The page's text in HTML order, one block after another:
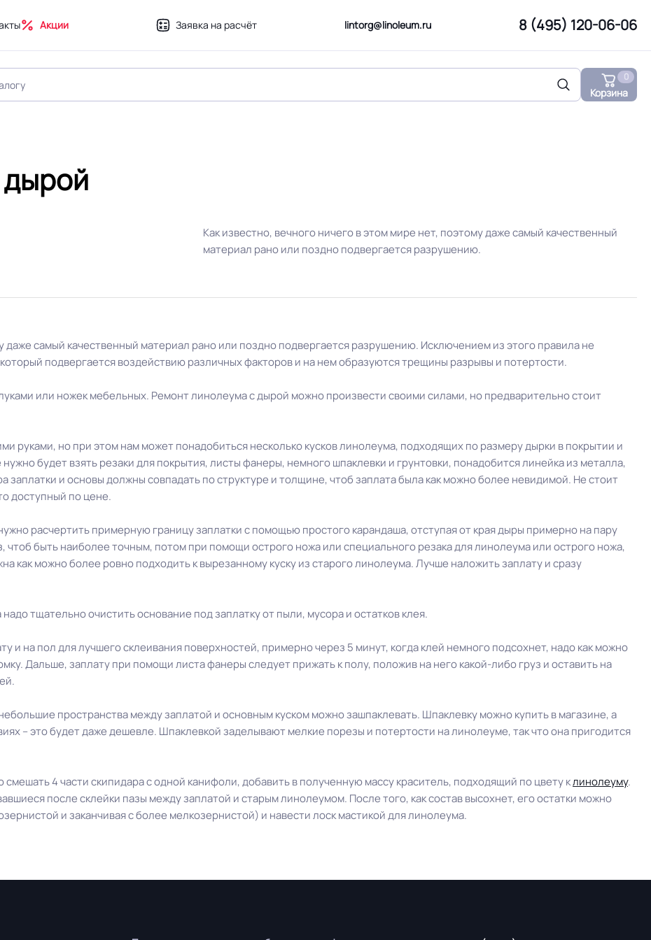
Акции Заявка на расчёт lintorg@linoleum.ru 8 (495) 120-06-06
Корзина
0
Как известно, вечного ничего в этом мире нет, поэтому даже самый качественный
материал рано или поздно подвергается разрушению.
даже самый качественный материал рано или поздно подвергается разрушению. Исключением из этого правила не
подвергается воздействию различных факторов и на нем образуются трещины разрывы и потертости.
или ножек мебельных. Ремонт линолеума с дырой можно произвести своими силами, но предварительно стоит
руками, но при этом нам может понадобиться несколько кусков линолеума, подходящих по размеру дырки в покрытии и
будет взять резаки для покрытия, листы фанеры, немного шпаклевки и грунтовки, понадобится линейка из металла,
заплатки и основы должны совпадать по структуре и толщине, чтоб заплата была как можно более невидимой. Не стоит
доступный по цене.
расчертить примерную границу заплатки с помощью простого карандаша, отступая от края дыры примерно на пару
быть наиболее точным, потом при помощи острого ножа или специального резака для линолеума или острого ножа,
как можно более ровно подходить к вырезанному куску из старого линолеума. Лучше наложить заплату и сразу
тщательно очистить основание под заплатку от пыли, мусора и остатков клея.
и на пол для лучшего склеивания поверхностей, примерно через 5 минут, когда клей немного подсохнет, надо как можно
Дальше, заплату при помощи листа фанеры следует прижать к полу, положив на него какой-либо груз и оставить на
пространства между заплатой и основным куском можно зашпаклевать. Шпаклевку можно купить в магазине, а
– это будет даже дешевле. Шпаклевкой заделывают мелкие порезы и потертости на линолеуме, так что она пригодится
4 части скипидара с одной канифоли, добавить в полученную массу краситель, подходящий по цвету клинолеуму.
после склейки пазы между заплатой и старым линолеумом. После того, как состав высохнет, его остатки можно
и заканчивая с более мелкозернистой) и навести лоск мастикой для линолеума.